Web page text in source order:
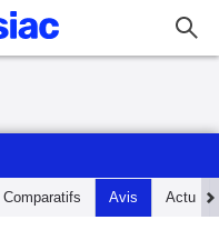
Comparatifs Avis Actu